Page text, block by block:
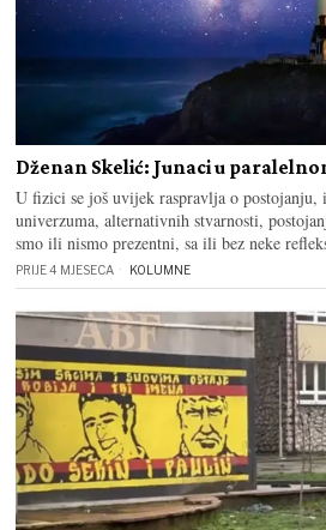
Dženan Skelić: Junaci u
U fizici se još uvijek raspravlja o postojanju,
univerzuma, alternativnih stvarnosti,
smo ili nismo prezentni, sa ili bez neke
PRIJE 4 MJESECA KOLUMNE